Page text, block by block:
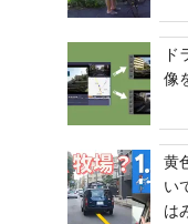
ド
像
黄
い
は